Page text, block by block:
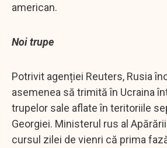
american.
Noi trupe
Potrivit agenției Reuters, Rusia
asemenea să trimită în Ucraina
trupelor sale aflate în teritoriile
Georgiei. Ministerul rus al
cursul zilei de vienri că prima